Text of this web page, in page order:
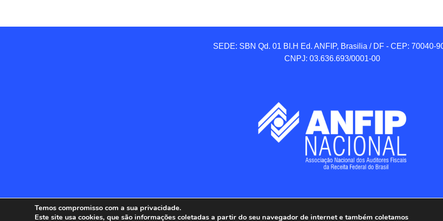
SEDE: SBN Qd. 01 BI.H Ed. ANFIP, Brasilia / DF - CEP: 70040-
CNPJ: 03.636.693/0001-00
Temos compromisso com a sua privacidade.
Este site usa cookies, que são informações coletadas a partir do seu navegador de internet e também coletamos